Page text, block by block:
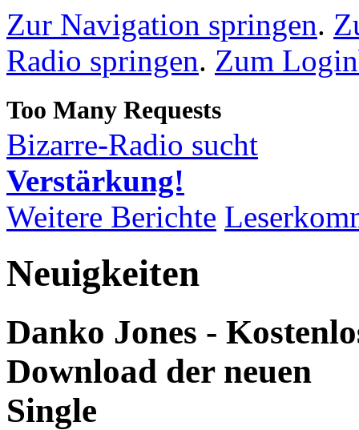
Zur Navigation springen.
Radio springen. Zum
Bizarre-Radio sucht
Verstärkung!
Weitere Berichte
Neuigkeiten
Danko Jones -
Download der neuen
Single